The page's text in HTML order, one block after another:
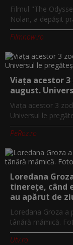
Filmul "The
Nolan, a depăşit
Filmnow.ro
Viața acestor 3
august.
Viața acestor 3
Universul le
PeRoz.ro
Loredana
tinerețe, când
au apărut de
Loredana Groza a
tânără mămică.
Utv.ro